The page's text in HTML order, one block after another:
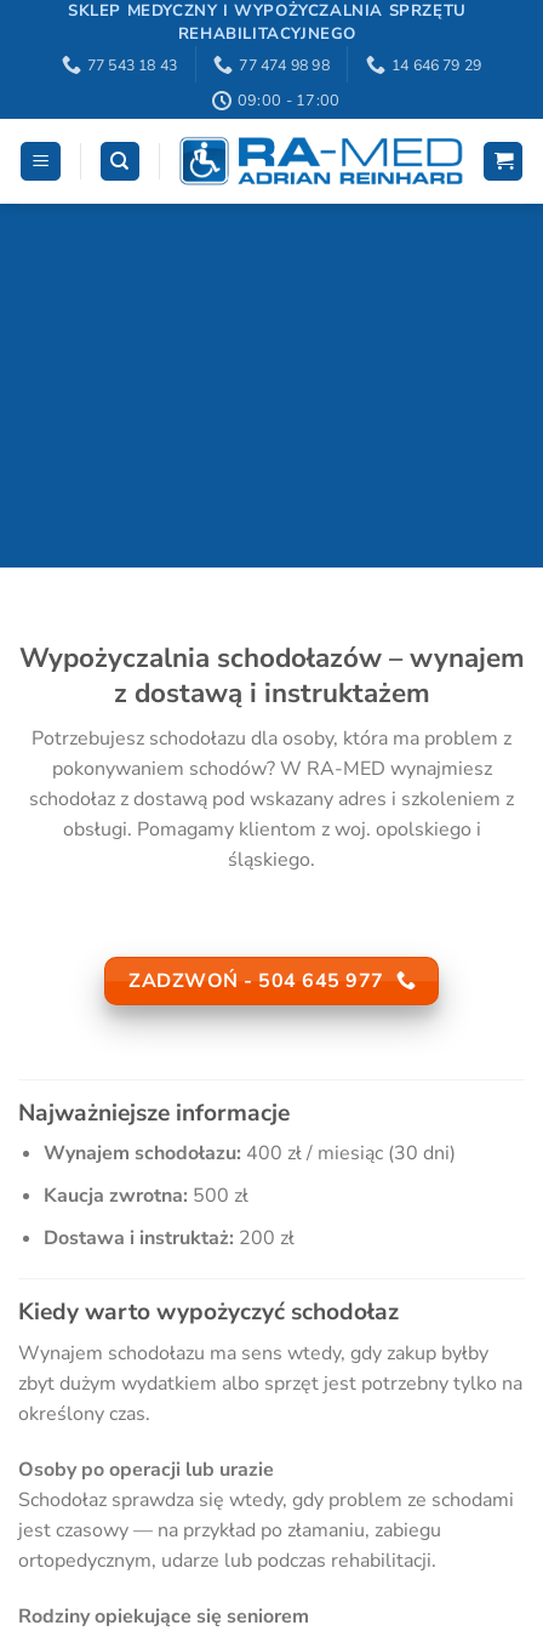
Przewiń
zawartości
SKLEP MEDYCZNY I WYPOŻYCZALNIA SPRZĘTU
REHABILITACYJNEGO
77 543 18 43 77 474 98 98 14 646 79 29
09:00 - 17:00
Wypożyczalnia schodołazów – wynajem
z dostawą i instruktażem
Potrzebujesz schodołazu dla osoby, która ma problem z
pokonywaniem schodów? W RA-MED wynajmiesz
schodołaz z dostawą pod wskazany adres i szkoleniem z
obsługi. Pomagamy klientom z woj. opolskiego i
śląskiego.
ZADZWOŃ - 504 645 977
Najważniejsze informacje
Wynajem schodołazu: 400 zł / miesiąc (30 dni)
Kaucja zwrotna: 500 zł
Dostawa i instruktaż: 200 zł
Kiedy warto wypożyczyć schodołaz
Wynajem schodołazu ma sens wtedy, gdy zakup byłby
zbyt dużym wydatkiem albo sprzęt jest potrzebny tylko na
określony czas.
Osoby po operacji lub urazie
Schodołaz sprawdza się wtedy, gdy problem ze schodami
jest czasowy — na przykład po złamaniu, zabiegu
ortopedycznym, udarze lub podczas rehabilitacji.
Rodziny opiekujące się seniorem